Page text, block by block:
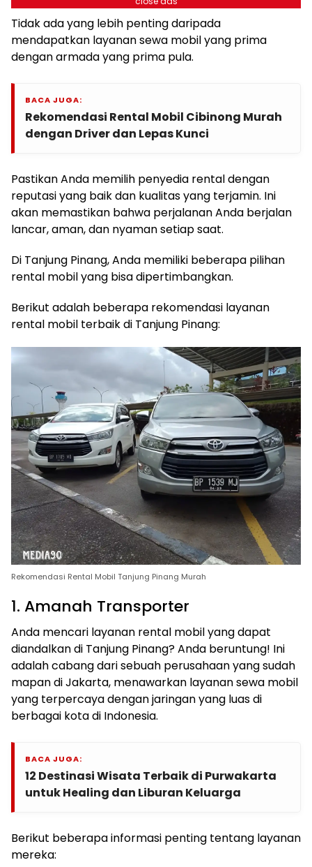
Tidak ada yang lebih penting daripada
mendapatkan layanan sewa mobil yang prima
dengan armada yang prima pula.
BACA JUGA:
Rekomendasi Rental Mobil Cibinong Murah
dengan Driver dan Lepas Kunci
Pastikan Anda memilih penyedia rental dengan
reputasi yang baik dan kualitas yang terjamin. Ini
akan memastikan bahwa perjalanan Anda berjalan
lancar, aman, dan nyaman setiap saat.
Di Tanjung Pinang, Anda memiliki beberapa pilihan
rental mobil yang bisa dipertimbangkan.
Berikut adalah beberapa rekomendasi layanan
rental mobil terbaik di Tanjung Pinang:
Rekomendasi Rental Mobil Tanjung Pinang Murah
1. Amanah Transporter
Anda mencari layanan rental mobil yang dapat
diandalkan di Tanjung Pinang? Anda beruntung! Ini
adalah cabang dari sebuah perusahaan yang sudah
mapan di Jakarta, menawarkan layanan sewa mobil
yang terpercaya dengan jaringan yang luas di
berbagai kota di Indonesia.
BACA JUGA:
12 Destinasi Wisata Terbaik di Purwakarta
untuk Healing dan Liburan Keluarga
Berikut beberapa informasi penting tentang layanan
mereka: